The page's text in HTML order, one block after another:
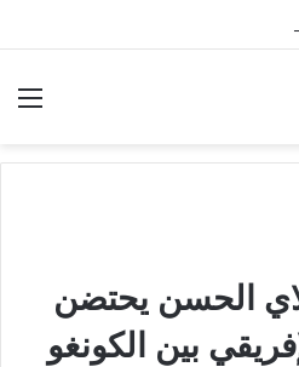
ترتفع إلى 82 قتيلاً
الحسن يحتضن
بين الكونغو